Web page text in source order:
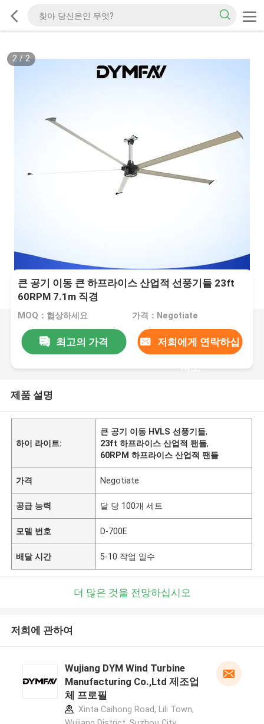
2/2
큰 공기 이동 큰 하프라이스 산업적 선풍기들 23ft
60RPM 7.1m 직경
MOQ：협상하세요 가격：Negotiate
최고의 가격 저희에게 연락하십
시오
제품 설명
하이 라이트:
큰 공기 이동 HVLS 선풍기들,
23ft 하프라이스 산업적 팬들,
60RPM 하프라이스 산업적 팬들
가격 Negotiate
공급 능력 달 당 100개 세트
모델 번호 D-700E
배달 시간 5-10 작업 일수
더 많은 것을 전망하십시오
저희에 관하여
Wujiang DYM Wind Turbine
Manufacturing Co.,Ltd 제조업
체 프로필
Xinta Caihong Road, Lili Town,